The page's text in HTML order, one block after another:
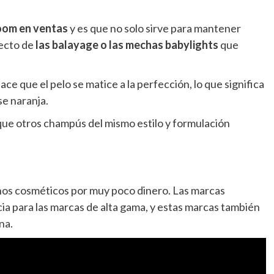
en ventasy es que no solo sirve para mantener
de las balayage o las mechas babylights que
que el pelo se matice a la perfección, lo que significa
naranja.
otros champús del mismo estilo y formulación
cosméticos por muy poco dinero. Las marcas
para las marcas de alta gama, y ​​estas marcas también